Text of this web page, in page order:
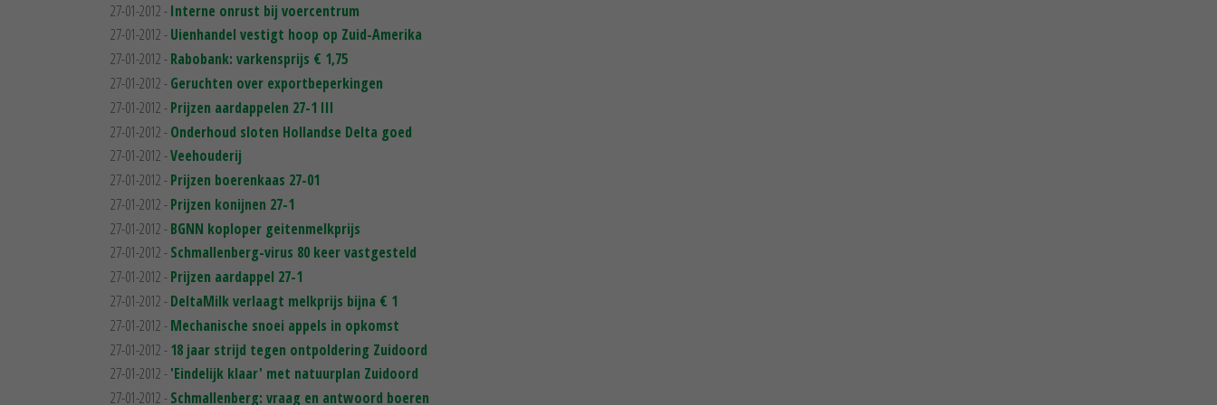
27-01-2012 -Interne onrust bij voercentrum
27-01-2012 -Uienhandel vestigt hoop op Zuid-Amerika
27-01-2012 -Rabobank: varkensprijs € 1,75
27-01-2012 -Geruchten over exportbeperkingen
27-01-2012 -Prijzen aardappelen 27-1 III
27-01-2012 -Onderhoud sloten Hollandse Delta goed
27-01-2012 -Veehouderij
27-01-2012 -Prijzen boerenkaas 27-01
27-01-2012 -Prijzen konijnen 27-1
27-01-2012 -BGNN koploper geitenmelkprijs
27-01-2012 -Schmallenberg-virus 80 keer vastgesteld
27-01-2012 -Prijzen aardappel 27-1
27-01-2012 -DeltaMilk verlaagt melkprijs bijna € 1
27-01-2012 -Mechanische snoei appels in opkomst
27-01-2012 -18 jaar strijd tegen ontpoldering Zuidoord
27-01-2012 -'Eindelijk klaar' met natuurplan Zuidoord
27-01-2012 -Schmallenberg: vraag en antwoord boeren